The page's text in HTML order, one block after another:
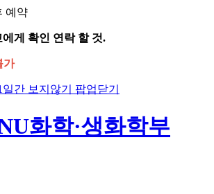
예약
에게 확인 연락 할 것.
가
일간 보지않기 팝업닫기
화학·생화학부